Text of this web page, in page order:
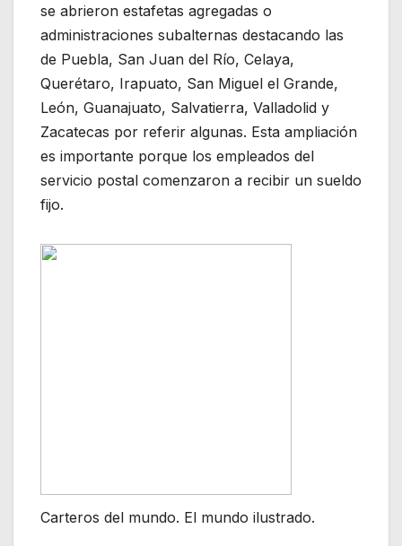
se abrieron estafetas agregadas o
administraciones subalternas destacando las
de Puebla, San Juan del Río, Celaya,
Querétaro, Irapuato, San Miguel el Grande,
León, Guanajuato, Salvatierra, Valladolid y
Zacatecas por referir algunas. Esta ampliación
es importante porque los empleados del
servicio postal comenzaron a recibir un sueldo
fijo.
Carteros del mundo. El mundo ilustrado.